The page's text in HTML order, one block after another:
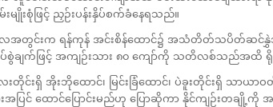
းမျိုးစုံဖြင့် ညှဉ်းပန်းနှိပ်စက်ခံနေရသည်။
လအတွင်းက ရန်ကုန် အင်းစိန်ထောင်၌ အသံတိတ်သပိတ်ဆင်နွှဲသ
ျက်ဖြင့် အကျဉ်းသား ၈၀ ကျော်ကို သတိလစ်သည်အထိ
တိုင်းရှိ အိုးဘိုထောင်၊ မြင်းခြံထောင်၊ ပဲခူးတိုင်းရှိ သာယာ
းအပြင် ထောင်ပြောင်းမည်ဟု ပြောဆိုကာ နိုင်ကျဉ်းတခ